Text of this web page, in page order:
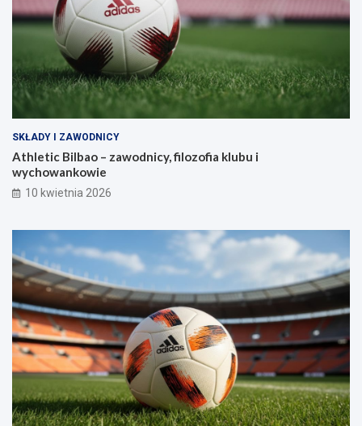
SKŁADY I ZAWODNICY
Athletic Bilbao – zawodnicy, filozofia klubu i
wychowankowie
10 kwietnia 2026